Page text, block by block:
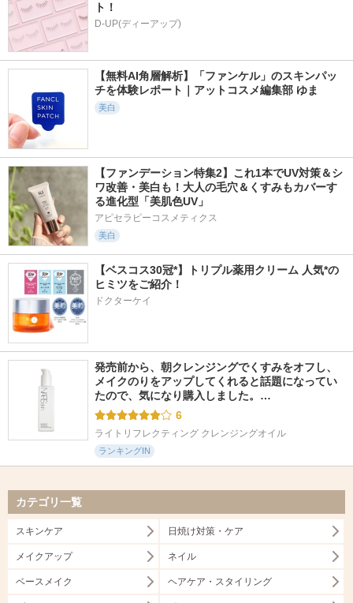
ト！
D-UP(ディーアップ)
【無料AI角層解析】「ファンケル」のスキンパッ
チを体験レポート｜アットコスメ編集部 ゆま
美白
【ファンデーション特集2】これ1本でUV対策＆シ
ワ改善・美白も！大人の毛穴＆くすみもカバーす
る進化型「美肌色UV」
アピセラピーコスメティクス
美白
【ベスコス30冠*】トリプル薬用クリーム 人気*の
ヒミツをご紹介！
ドクターケイ
発売前から、朝クレンジングでくすみをオフし、
メイクのりをアップしてくれると話題になってい
たので、気になり購入しました。…
6
ライトリフレクティング クレンジングオイル
ランキングIN
カテゴリ一覧
スキンケア 日焼け対策・ケア
メイクアップ ネイル
ベースメイク ヘアケア・スタイリング